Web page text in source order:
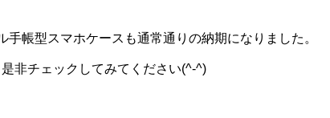
手帳型スマホケースも通常通りの納期になりました。
非チェックしてみてください(^-^)